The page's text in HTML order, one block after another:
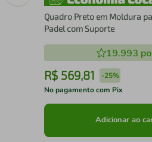
Quadro Preto em Moldura
Padel com Suporte
19.993
R$ 569,81 -25%
No pagamento com Pix
Adicionar ao